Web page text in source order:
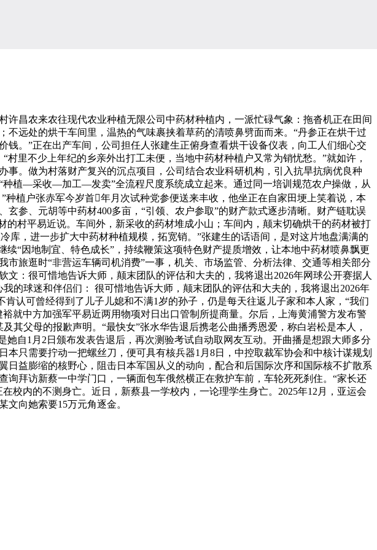
昌农来农往现代农业种植无限公司中药材种植内，一派忙碌气象：拖沓机正在田间
远处的烘干车间里，温热的气味裹挟着草药的清喷鼻劈面而来。“丹参正在烘干过
。”正在出产车间，公司担任人张建生正俯身查看烘干设备仪表，向工人们细心交
里不少上年纪的乡亲外出打工未便，当地中药材种植户又常为销忧愁。”就如许，
。做为村落财产复兴的沉点项目，公司结合农业科研机构，引入抗旱抗病优良种
植—采收—加工—发卖”全流程尺度系统成立起来。通过同一培训规范农户操做，从
植户张赤军今岁首年月次试种党参便送来丰收，他坐正在自家田埂上笑着说，本
参、元胡等中药材400多亩，“引领、农户参取”的财产款式逐步清晰。财产链耽误
村平易近说。车间外，新采收的药材堆成小山；车间内，颠末切确烘干的药材被打
库，进一步扩大中药材种植规模，拓宽销。”张建生的话语间，是对这片地盘满满的
“因地制宜、特色成长”，持续鞭策这项特色财产提质增效，让本地中药材喷鼻飘更
旅逛时“非营运车辆司机消费”一事，机关、市场监管、分析法律、交通等相关部分
：很可惜地告诉大师，颠末团队的评估和大夫的，我将退出2026年网球公开赛据人
的球迷和伴侣们： 很可惜地告诉大师，颠末团队的评估和大夫的，我将退出2026年
认可曾经得到了儿子儿媳和不满1岁的孙子，仍是每天往返儿子家和本人家，“我们
就中方加强军平易近两用物项对日出口管制所提商量。尔后，上海黄浦警方发布警
其父母的报歉声明。“最快女”张水华告退后携老公曲播秀恩爱，称白岩松是本人，
自1月2日颁布发表告退后，再次测验考试自动取网友互动。开曲播是想跟大师多分
只需要拧动一把螺丝刀，便可具有核兵器1月8日，中控取裁军协会和中核计谋规划
益膨缩的核野心，阻击日本军国从义的动向，配合和后国际次序和国际核不扩散系
拜访新蔡一中学门口，一辆面包车俄然横正在救护车前，车轮死死刹住。“家长还
校内的不测身亡。近日，新蔡县一学校内，一论理学生身亡。2025年12月，亚运会
向她索要15万元角逐金。